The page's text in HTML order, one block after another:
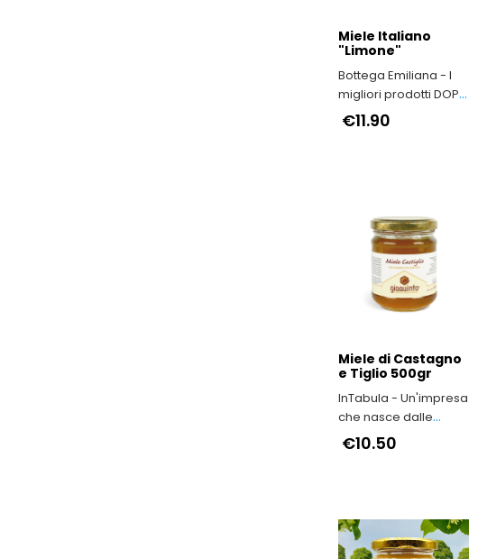
Miele Italiano
"Limone"
Bottega Emiliana - I
migliori prodotti DOP
e IGP dell'Emilia-
Romagna
€11.90
Miele di Castagno
e Tiglio 500gr
InTabula - Un'impresa
che nasce dalle
viscere dell’Irpinia
€10.50